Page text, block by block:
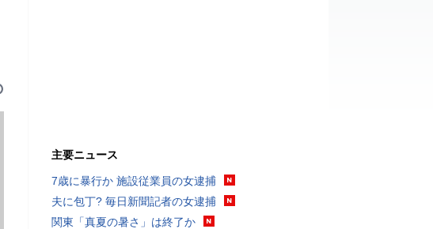
主要ニュース
7歳に暴行か 施設従業員の女逮捕
夫に包丁? 毎日新聞記者の女逮捕
関東「真夏の暑さ」は終了か